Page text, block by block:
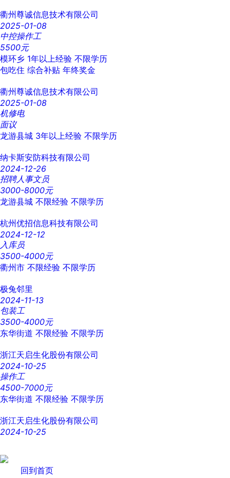
衢州尊诚信息技术有限公司
2025-01-08
中控操作工
5500元
模环乡 1年以上经验 不限学历
包吃住 综合补贴 年终奖金
衢州尊诚信息技术有限公司
2025-01-08
机修电
面议
龙游县城 3年以上经验 不限学历
纳卡斯安防科技有限公司
2024-12-26
招聘人事文员
3000-8000元
龙游县城 不限经验 不限学历
杭州优招信息科技有限公司
2024-12-12
入库员
3500-4000元
衢州市 不限经验 不限学历
极兔邻里
2024-11-13
包装工
3500-4000元
东华街道 不限经验 不限学历
浙江天启生化股份有限公司
2024-10-25
操作工
4500-7000元
东华街道 不限经验 不限学历
浙江天启生化股份有限公司
2024-10-25
回到首页